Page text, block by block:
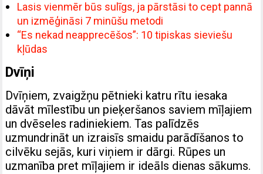
Lasis vienmēr būs sulīgs, ja pārstāsi to cept pannā
un izmēģināsi 7 minūšu metodi
“Es nekad neapprecēšos”: 10 tipiskas sieviešu
kļūdas
Dvīņi
Dvīņiem, zvaigžņu pētnieki katru rītu iesaka
dāvāt mīlestību un pieķeršanos saviem mīļajiem
un dvēseles radiniekiem. Tas palīdzēs
uzmundrināt un izraisīs smaidu parādīšanos to
cilvēku sejās, kuri viņiem ir dārgi. Rūpes un
uzmanība pret mīļajiem ir ideāls dienas sākums.